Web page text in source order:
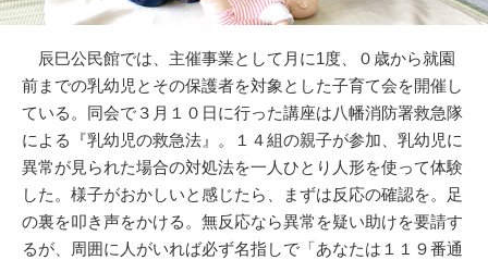
辰巳公民館では、主催事業として月に1度、０歳から就園
前までの乳幼児とその保護者を対象とした子育て会を開催し
ている。同会で３月１０日に行った講座は八幡消防署救急隊
による『乳幼児の救急法』。１４組の親子が参加、乳幼児に
異常が見られた場合の対処法を一人ひとり人形を使って体験
した。様子がおかしいと感じたら、まずは反応の確認を。足
の裏を叩き声をかける。無反応なら異常を疑い助けを要請す
るが、周囲に人がいれば必ず名指しで「あなたは１１９番通